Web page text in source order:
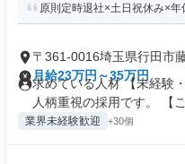
原則定時退社×土日祝休み×
〒361-0016埼玉県行田市
月給23万円～35万円
求めている人材 【未経験
人柄重視の採用です。 【こ
業界未経験歓迎 +30個